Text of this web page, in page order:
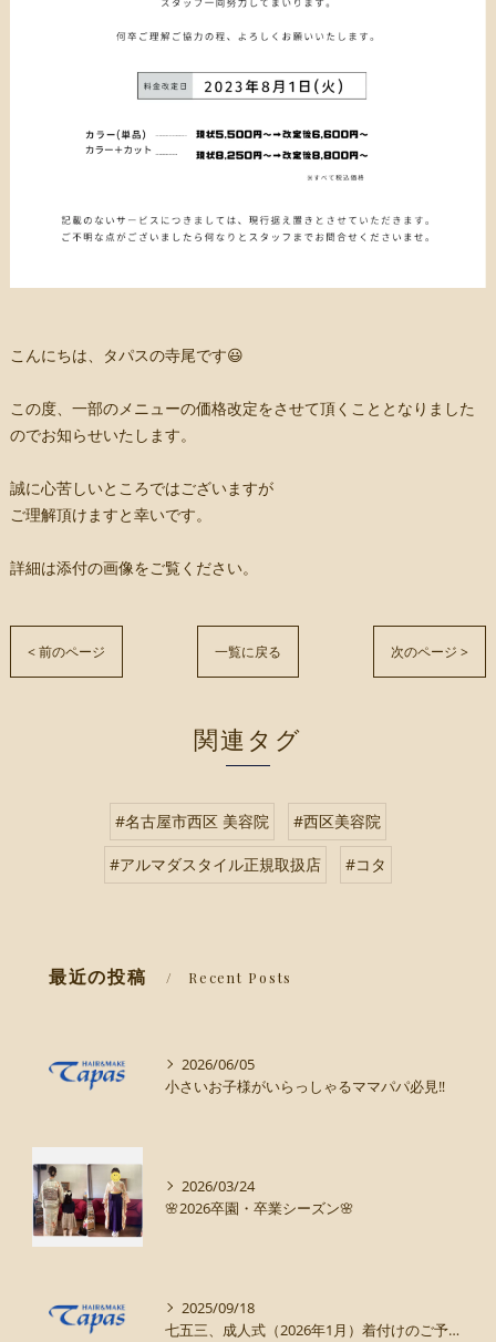
こんにちは、タパスの寺尾です😃
この度、一部のメニューの価格改定をさせて頂くこととなりました
のでお知らせいたします。
誠に心苦しいところではございますが
ご理解頂けますと幸いです。
詳細は添付の画像をご覧ください。
< 前のページ 一覧に戻る 次のページ >
関連タグ
#名古屋市西区 美容院 #西区美容院
#アルマダスタイル正規取扱店 #コタ
最近の投稿 Recent Posts
2026/06/05
小さいお子様がいらっしゃるママパパ必見‼️
2026/03/24
🌸2026卒園・卒業シーズン🌸
2025/09/18
七五三、成人式（2026年1月）着付けのご予約まだ受け付けてます！